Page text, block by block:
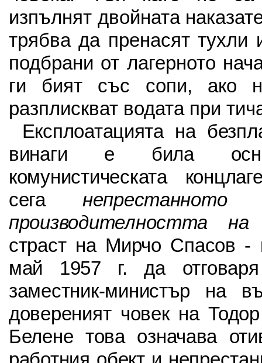
изпълнят двойната
трябва да пренасят
подбрани от лагерното
ги бият със сопи, ако
разплискват водата при
Експлоатацията на
винаги е била
комунистическата
сега
производителността
страст на Мирчо Спасов -
май 1957 г. да отговаря
заместник-министър на
довереният човек на
Белене това означава